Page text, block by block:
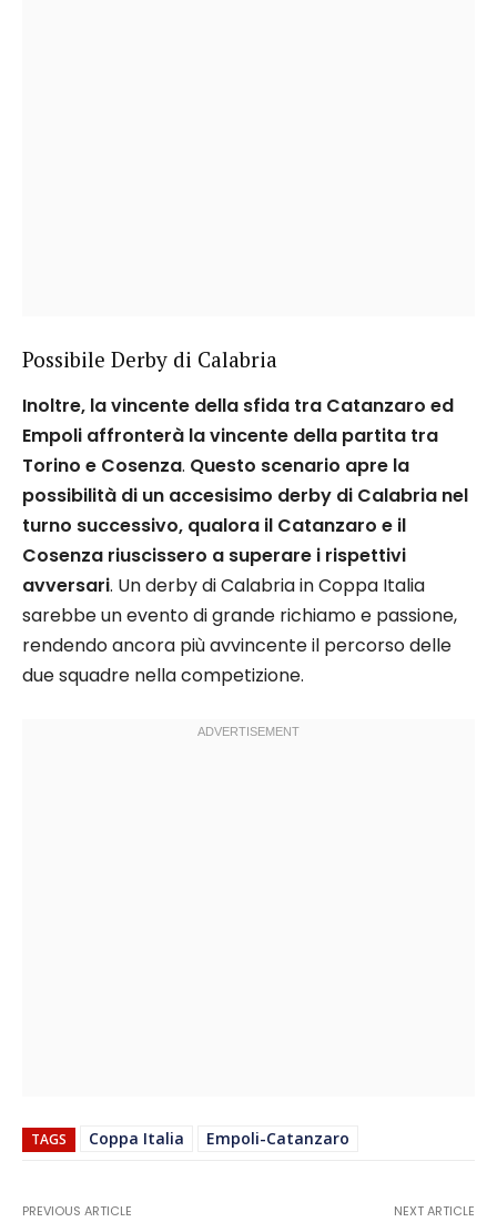
Possibile Derby di Calabria
Inoltre, la vincente della sfida tra Catanzaro ed
Empoli affronterà la vincente della partita tra
Torino e Cosenza. Questo scenario apre la
possibilità di un accesisimo derby di Calabria nel
turno successivo, qualora il Catanzaro e il
Cosenza riuscissero a superare i rispettivi
avversari. Un derby di Calabria in Coppa Italia
sarebbe un evento di grande richiamo e passione,
rendendo ancora più avvincente il percorso delle
due squadre nella competizione.
TAGS Coppa Italia Empoli-Catanzaro
PREVIOUS ARTICLE NEXT ARTICLE